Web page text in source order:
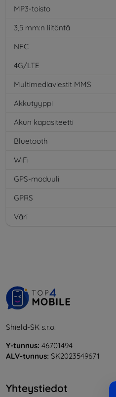
MP3-toisto
3,5 mm:n liitäntä
NFC
4G/LTE
Multimediaviestit MMS
Akkutyyppi
Akun kapasiteetti
Bluetooth
WiFi
GPS-moduuli
GPRS
Väri
Shield-SK s.r.o.
Y-tunnus: 46701494
ALV-tunnus: SK2023549671
Yhteystiedot